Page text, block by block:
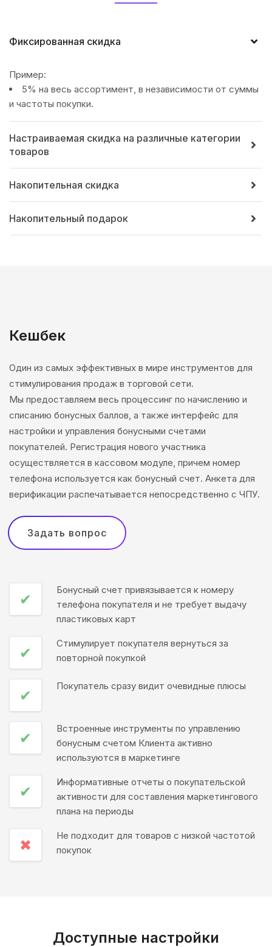
Фиксированная скидка
Пример:
5% на весь ассортимент, в независимости от суммы
и частоты покупки.
Настраиваемая скидка на различные категории
товаров
Накопительная скидка
Накопительный подарок
✔
Бонусный счет привязывается к номеру
телефона покупателя и не требует выдачу
пластиковых карт
✔
Стимулирует покупателя вернуться за
повторной покупкой
✔
Покупатель сразу видит очевидные плюсы
✔
Встроенные инструменты по управлению
бонусным счетом Клиента активно
используются в маркетинге
✔
Информативные отчеты о покупательской
активности для составления маркетингового
плана на периоды
✖
Не подходит для товаров с низкой частотой
покупок
Кешбек
Один из самых эффективных в мире инструментов для
стимулирования продаж в торговой сети.
Мы предоставляем весь процессинг по начислению и
списанию бонусных баллов, а также интерфейс для
настройки и управления бонусными счетами
покупателей. Регистрация нового участника
осуществляется в кассовом модуле, причем номер
телефона используется как бонусный счет. Анкета для
верификации распечатывается непосредственно с ЧПУ.
Задать вопрос
Доступные настройки